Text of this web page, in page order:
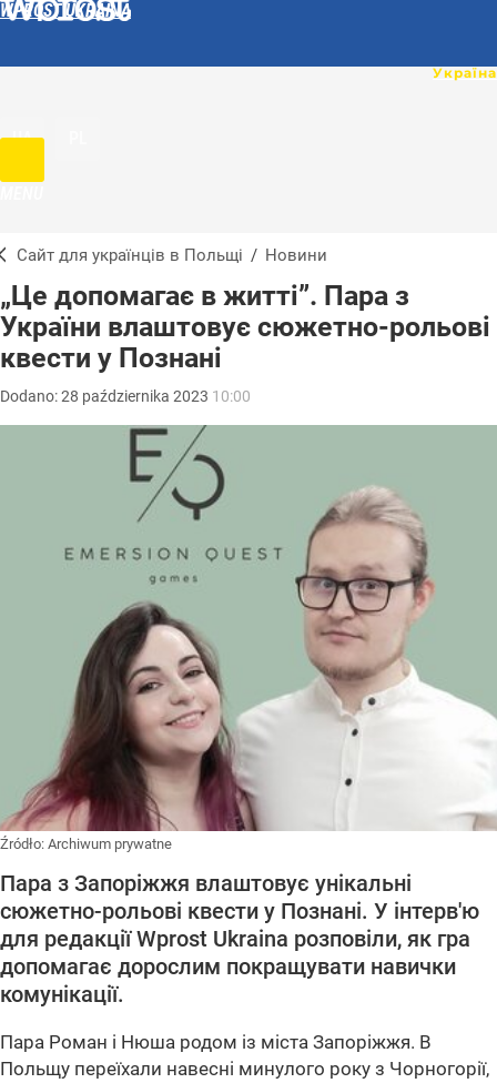
WPROST UKRAINA
UA
Сайт для українців в Польщі / Новини
„Це допомагає в житті”. Пара з
України влаштовує сюжетно-рольові
квести у Познані
Dodano:28 października 2023 10:00
Źródło: Archiwum prywatne
Пара з Запоріжжя влаштовує унікальні
сюжетно-рольові квести у Познані. У інтерв'ю
для редакції Wprost Ukraina розповіли, як гра
допомагає дорослим покращувати навички
комунікації.
Пара Роман і Нюша родом із міста Запоріжжя. В
Польщу переїхали навесні минулого року з Чорногорії,